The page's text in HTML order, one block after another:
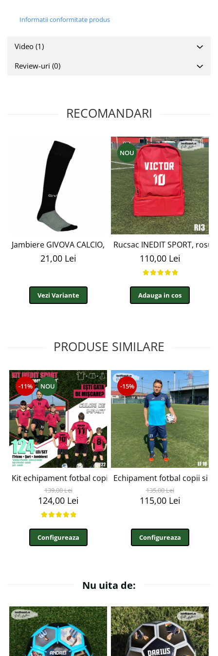
Informatii conformitate produs
Video (1)
Review-uri (0)
RECOMANDARI
Jambiere GIVOVA CALCIO, NEGRU, M3 - J1
21,00 Lei
Vezi Variante
NOU
Rucsac INEDIT SPORT, rosu
110,00 Lei
Adauga in cos
PRODUSE SIMILARE
-11% NOU
Kit echipament fotbal copii și adulți INEDIT SPORT
139,00 Lei
124,00 Lei
Configureaza
-15%
Echipament fotbal copii si
135,00 Lei
115,00 Lei
Configureaza
Nu uita de: